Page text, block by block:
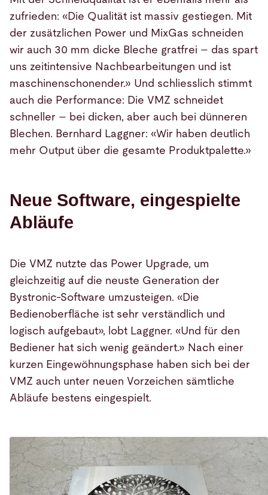
zufrieden: «Die Qualität ist massiv gestiegen. Mit
der zusätzlichen Power und MixGas schneiden
wir auch 30 mm dicke Bleche gratfrei – das spart
uns zeitintensive Nachbearbeitungen und ist
maschinenschonender.» Und schliesslich stimmt
auch die Performance: Die VMZ schneidet
schneller – bei dicken, aber auch bei dünneren
Blechen. Bernhard Laggner: «Wir haben deutlich
mehr Output über die gesamte Produktpalette.»
Neue Software, eingespielte
Abläufe
Die VMZ nutzte das Power Upgrade, um
gleichzeitig auf die neuste Generation der
Bystronic-Software umzusteigen. «Die
Bedienoberfläche ist sehr verständlich und
logisch aufgebaut», lobt Laggner. «Und für den
Bediener hat sich wenig geändert.» Nach einer
kurzen Eingewöhnungsphase haben sich bei der
VMZ auch unter neuen Vorzeichen sämtliche
Abläufe bestens eingespielt.